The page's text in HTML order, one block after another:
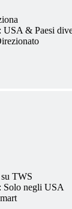
USA & Paesi
TWS
Solo negli USA